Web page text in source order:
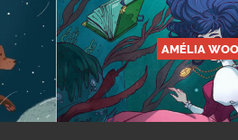
AMÉLIA